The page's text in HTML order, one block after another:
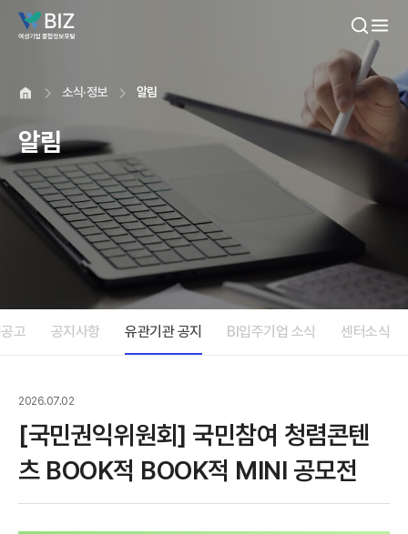
소식·정보 알림
알림
고 공지사항 유관기관 공지 BI입주기업 소식 센터소식
2026.07.02
[국민권익위원회] 국민참여 청렴콘텐
츠 BOOK적 BOOK적 MINI 공모전